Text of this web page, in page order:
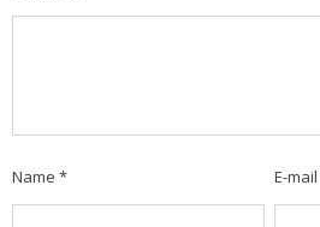
Name * E-mail